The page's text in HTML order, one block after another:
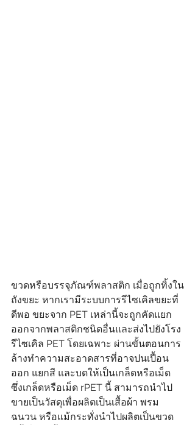
ขวดหรือบรรจุภัณฑ์พลาสติก เมื่อถูกทิ้งใน
ถังขยะ หากเรามีระบบการรีไซเคิลขยะที่
ดีพอ ขยะจาก PET เหล่านี้จะถูกคัดแยก
ออกจากพลาสติกชนิดอื่นและส่งไปยังโรง
รีไซเคิล PET โดยเฉพาะ ผ่านขั้นตอนการ
ล้างทำความสะอาดสารที่อาจปนเปื้อน
ออก แยกสี และบดให้เป็นเกล็ดหรือเม็ด
ซึ่งเกล็ดหรือเม็ด rPET นี้ สามารถนำไป
ขายเป็นวัสดุเพื่อผลิตเป็นเสื้อผ้า พรม
ฉนวน หรือแม้กระทั่งนำไปผลิตเป็นขวด